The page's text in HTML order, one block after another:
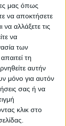
μας όπως
να αποκτήσετε
αλλάξετε τις
να
των
τη
αυτήν
μόνο για αυτόν
σας ή να
κλικ στο
Καρδίτσας